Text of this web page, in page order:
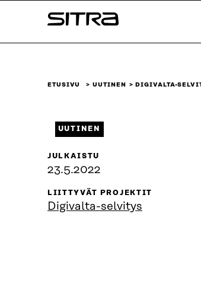
sisältöön
Sitra
ETUSIVU UUTINEN DIGIVALTA-
UUTINEN
JULKAISTU
23.5.2022
LIITTYVÄT PROJEKTIT
Digivalta-selvitys